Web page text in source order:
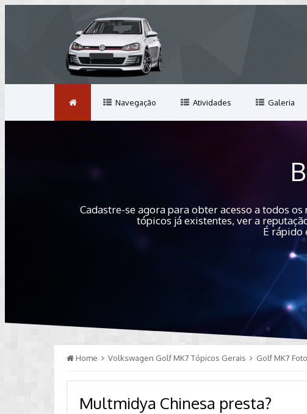
Navegação Atividades Galeria
Cadastre-se agora para obter acesso a todos
tópicos já existentes, ver a
É rápido
Home Volkswagen Golf MK7 Tópicos Gerais Golf MK7
Multmidya Chinesa presta?